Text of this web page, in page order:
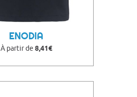
ENODIA
À partir de 8,41€